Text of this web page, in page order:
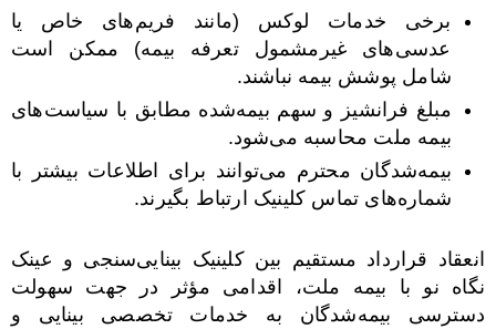
برخی خدمات لوکس (مانند فریم‌های خاص یا
عدسی‌های غیرمشمول تعرفه بیمه) ممکن است
شامل پوشش بیمه نباشند.
مبلغ فرانشیز و سهم بیمه‌شده مطابق با سیاست‌های
بیمه ملت محاسبه می‌شود.
بیمه‌شدگان محترم می‌توانند برای اطلاعات بیشتر با
شماره‌های تماس کلینیک ارتباط بگیرند.
انعقاد قرارداد مستقیم بین کلینیک بینایی‌سنجی و عینک
نگاه نو با بیمه ملت، اقدامی مؤثر در جهت سهولت
دسترسی بیمه‌شدگان به خدمات تخصصی بینایی و